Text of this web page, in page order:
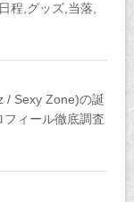
程,グッズ,当落,
/ Sexy Zone)の誕
ィール徹底調査